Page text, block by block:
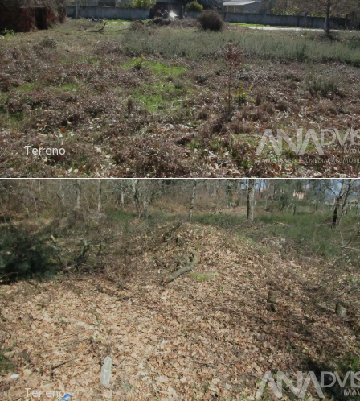
Terreno
Terreno